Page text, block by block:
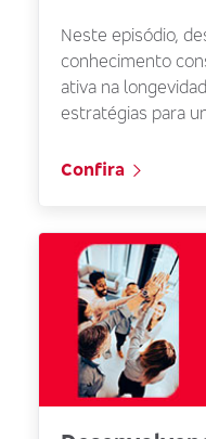
Neste episódio,
conhecimento
ativa na
estratégias para
Confira